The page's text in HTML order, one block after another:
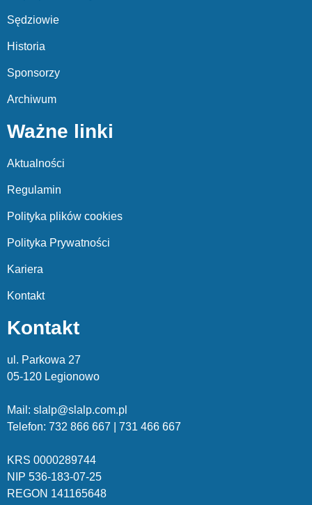
Sędziowie
Historia
Sponsorzy
Archiwum
Ważne linki
Aktualności
Regulamin
Polityka plików cookies
Polityka Prywatności
Kariera
Kontakt
Kontakt
ul. Parkowa 27
05-120 Legionowo
Mail: slalp@slalp.com.pl
Telefon: 732 866 667 | 731 466 667
KRS 0000289744
NIP 536-183-07-25
REGON 141165648